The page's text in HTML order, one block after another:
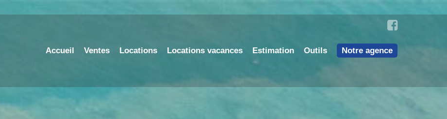
Accueil Ventes Locations Locations vacances Estimation Outils Notre agence